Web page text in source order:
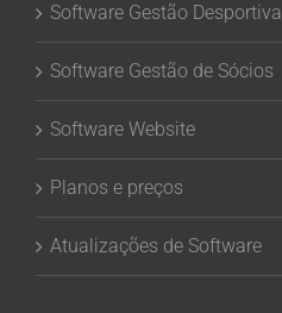
Software Gestão Desportiva
Software Gestão de Sócios
Software Website
Planos e preços
Atualizações de Software